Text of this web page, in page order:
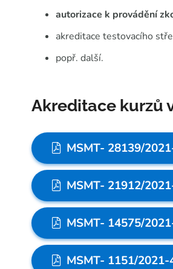
autorizace k provádění
akreditace testovacího
popř. další.
Akreditace kurzů
MSMT- 28139/
MSMT- 21912/
MSMT- 14575/
MSMT- 1151/